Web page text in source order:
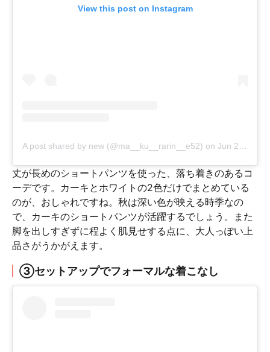
View this post on Instagram
A post shared by new (@ma__ku__rarin__e52) on Jun 27, 2020 at 10:42pm PDT
丈が長めのショートパンツを使った、落ち着きのあるコ
ーデです。カーキとホワイトの2色だけでまとめている
のが、おしゃれですね。秋は深い色が映える時季なの
で、カーキのショートパンツが活躍するでしょう。また
脚を出しすぎずに程よく肌見せする点に、大人っぽい上
品さがうかがえます。
③セットアップでフォーマルな着こなし